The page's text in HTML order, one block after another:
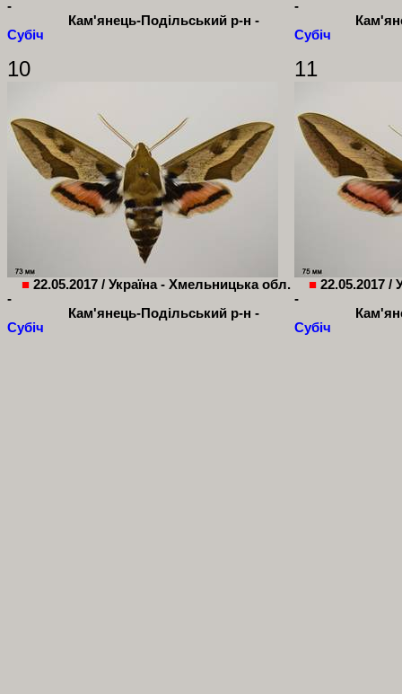
-
Кам'янець-Подільський р-н -
Субіч
-
Субіч
10
■ 22.05.2017 / Україна - Хмельницька обл.
-
Кам'янець-Подільський р-н -
Субіч
11
■ 22.05.2017 /
-
Субіч